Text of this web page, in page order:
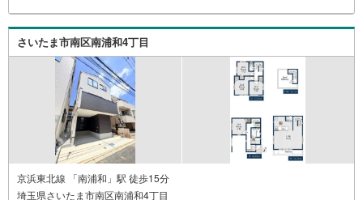
さいたま市南区南浦和4丁目
京浜東北線 「南浦和」駅 徒歩15分
埼玉県さいたま市南区南浦和4丁目